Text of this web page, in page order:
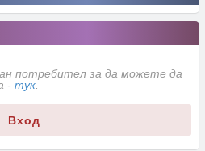
потребител за да можете да
- тук
Вход